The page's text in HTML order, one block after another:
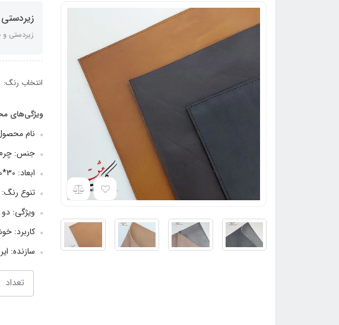
زیردستی دو
زیردستی
انتخاب رنگ:
ویژگی‌های
نام
جنس:
ابعاد: 30*40 سانتیمتر
تنوع
ویژگی:
کاربرد:
سازنده:
تعداد